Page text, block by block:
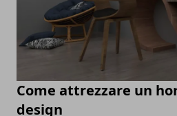
Come attrezzare un
design